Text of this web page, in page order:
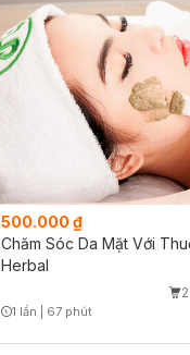
500.000 ₫
Chăm Sóc Da Mặt Với
Herbal
1 lần 67 phút